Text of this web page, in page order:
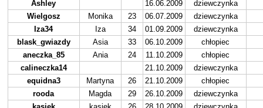
Ashley
16.06.2009
dziewczynka
Wielgosz
Monika 23 06.07.2009
dziewczynka
Iza34
Iza 34 01.09.2009
dziewczynka
blask_gwiazdy
Asia 33 06.10.2009
chłopiec
aneczka_85
Ania 24 11.10.2009
chłopiec
calineczka14
21.10.2009
dziewczynka
equidna3
Martyna 26 21.10.2009
chłopiec
rooda
Magda 29 26.10.2009
dziewczynka